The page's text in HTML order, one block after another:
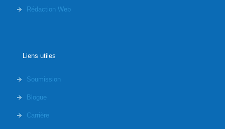
Rédaction Web
Liens utiles
Soumission
Blogue
Carrière